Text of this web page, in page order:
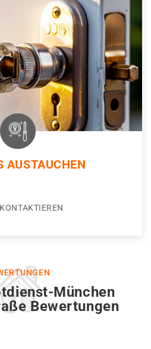
AUSTAUCHEN
München
Bewertungen